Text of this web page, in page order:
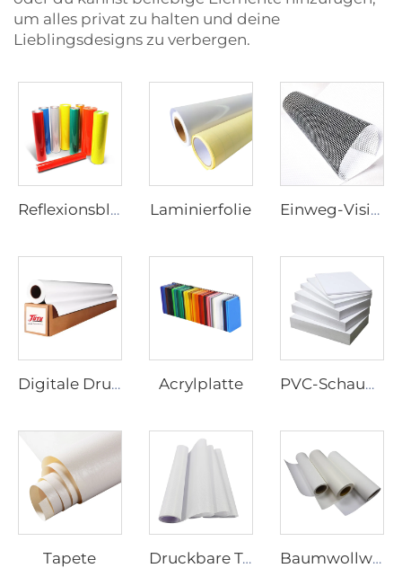
um alles privat zu halten und deine
Lieblingsdesigns zu verbergen.
Reflexionsblatt Laminierfolie Einweg-Visionfilm
Digitale Druckerei Vinyl Acrylplatte PVC-Schaumbild
Tapete Druckbare Textilien Baumwollwolle